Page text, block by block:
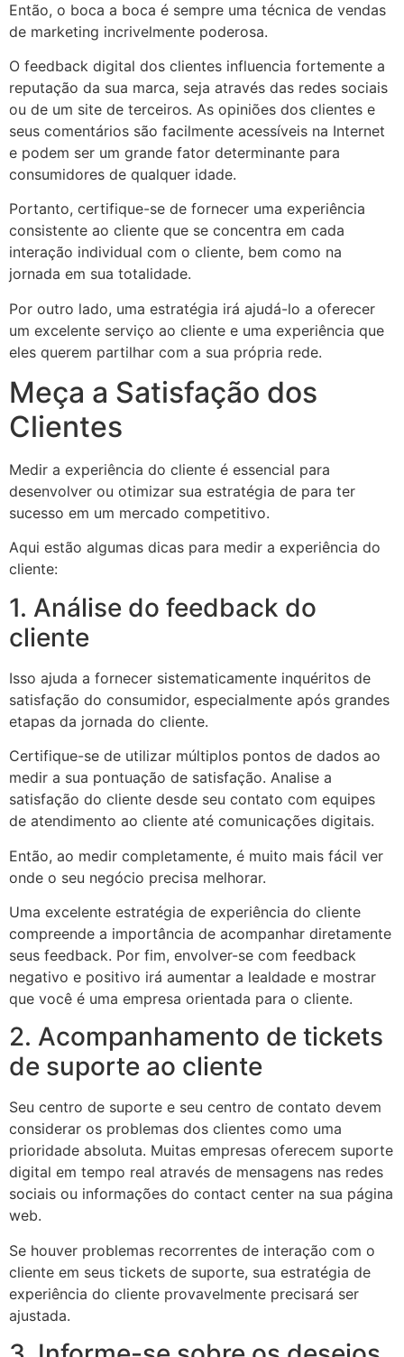
Então, o boca a boca é sempre uma técnica de vendas
de marketing incrivelmente poderosa.
O feedback digital dos clientes influencia fortemente a
reputação da sua marca, seja através das redes sociais
ou de um site de terceiros. As opiniões dos clientes e
seus comentários são facilmente acessíveis na Internet
e podem ser um grande fator determinante para
consumidores de qualquer idade.
Portanto, certifique-se de fornecer uma experiência
consistente ao cliente que se concentra em cada
interação individual com o cliente, bem como na
jornada em sua totalidade.
Por outro lado, uma estratégia irá ajudá-lo a oferecer
um excelente serviço ao cliente e uma experiência que
eles querem partilhar com a sua própria rede.
Meça a Satisfação dos
Clientes
Medir a experiência do cliente é essencial para
desenvolver ou otimizar sua estratégia de para ter
sucesso em um mercado competitivo.
Aqui estão algumas dicas para medir a experiência do
cliente:
1. Análise do feedback do
cliente
Isso ajuda a fornecer sistematicamente inquéritos de
satisfação do consumidor, especialmente após grandes
etapas da jornada do cliente.
Certifique-se de utilizar múltiplos pontos de dados ao
medir a sua pontuação de satisfação. Analise a
satisfação do cliente desde seu contato com equipes
de atendimento ao cliente até comunicações digitais.
Então, ao medir completamente, é muito mais fácil ver
onde o seu negócio precisa melhorar.
Uma excelente estratégia de experiência do cliente
compreende a importância de acompanhar diretamente
seus feedback. Por fim, envolver-se com feedback
negativo e positivo irá aumentar a lealdade e mostrar
que você é uma empresa orientada para o cliente.
2. Acompanhamento de tickets
de suporte ao cliente
Seu centro de suporte e seu centro de contato devem
considerar os problemas dos clientes como uma
prioridade absoluta. Muitas empresas oferecem suporte
digital em tempo real através de mensagens nas redes
sociais ou informações do contact center na sua página
web.
Se houver problemas recorrentes de interação com o
cliente em seus tickets de suporte, sua estratégia de
experiência do cliente provavelmente precisará ser
ajustada.